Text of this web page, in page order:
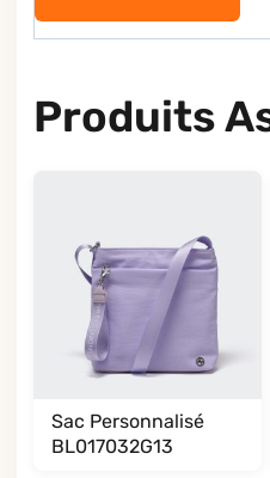
Produits
Sac Personnalisé
BL017032G13